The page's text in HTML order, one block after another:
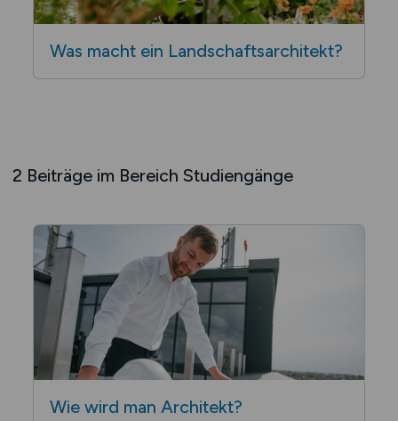
Was macht ein Land­schafts­architekt?
2 Beiträge im Bereich Studiengänge
Wie wird man Architekt?